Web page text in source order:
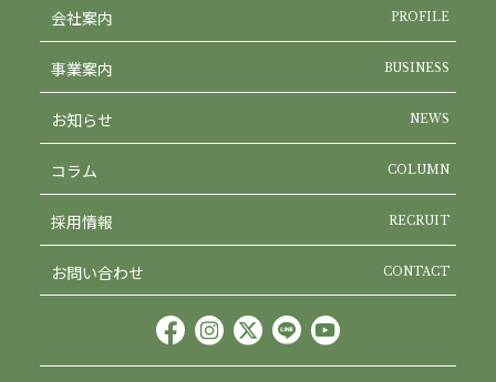
会社案内 PROFILE
事業案内 BUSINESS
お知らせ NEWS
コラム COLUMN
採用情報 RECRUIT
お問い合わせ CONTACT